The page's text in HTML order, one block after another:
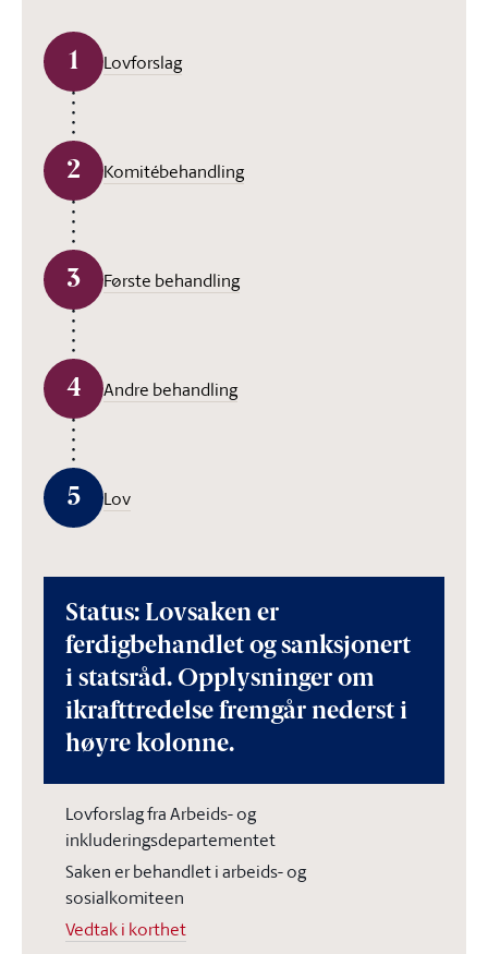
1 Lovforslag
2 Komitébehandling
3 Første behandling
4 Andre behandling
5 Lov
Status: Lovsaken er
ferdigbehandlet og sanksjonert
i statsråd. Opplysninger om
ikrafttredelse fremgår nederst i
høyre kolonne.
Lovforslag fra Arbeids- og
inkluderingsdepartementet
Saken er behandlet i arbeids- og
sosialkomiteen
Vedtak i korthet